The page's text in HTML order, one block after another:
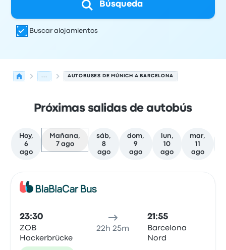
Búsqueda
Buscar alojamientos
... AUTOBUSES DE MÚNICH A BARCELONA
Próximas salidas de autobús
Hoy,
6
ago
Mañana,
7 ago
sáb,
8
ago
dom,
9
ago
lun,
10
ago
mar,
11
ago
23:30
ZOB
Hackerbrücke
22h 25m
21:55
Barcelona
Nord